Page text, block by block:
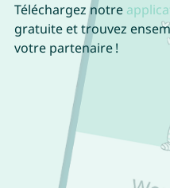
Téléchargez notre
gratuite et trouvez
votre partenaire !